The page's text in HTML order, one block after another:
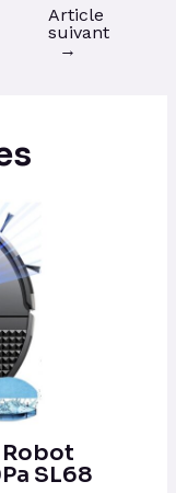
Article
suivant
→
Robot
SL68